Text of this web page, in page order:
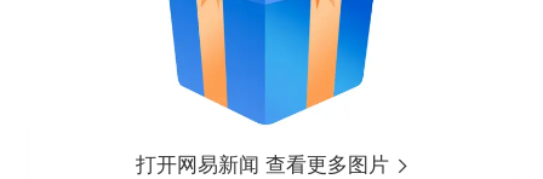
打开网易新闻 查看更多图片